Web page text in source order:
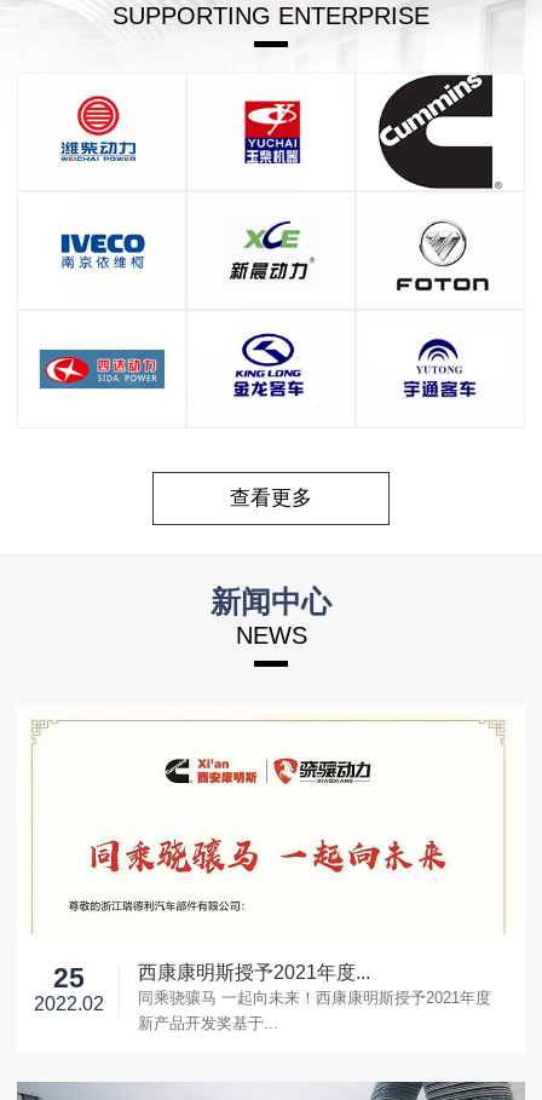
SUPPORTING ENTERPRISE
查看更多
新闻中心
NEWS
25
2022.02
西康康明斯授予2021年度...
同乘骁骧马 一起向未来！西康康明斯授予2021年度
新产品开发奖基于...